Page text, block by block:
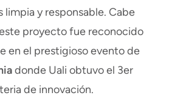
limpia y responsable. Cabe
proyecto fue reconocido
en el prestigioso evento de
donde Uali obtuvo el 3er
de innovación.